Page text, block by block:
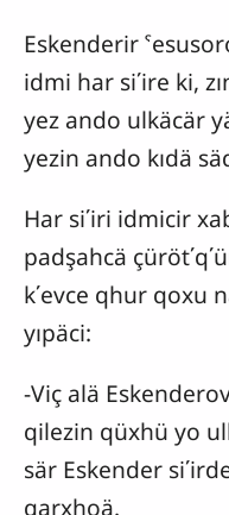
Eskenderir
idmi har si΄ire ki,
yez ando ulkäcär
yezin ando kıdä
Har si΄iri idmicir
padşahcä
k΄evce qhur qoxu
yıpäci:
-Viç alä
qilezin qüxhü yo
sär Eskender
qarxhoä.